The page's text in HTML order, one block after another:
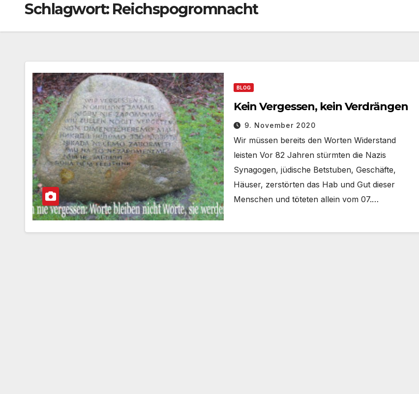
Schlagwort: Reichspogromnacht
BLOG
Kein Vergessen, kein Verdrängen
9. November 2020
Wir müssen bereits den Worten Widerstand
leisten Vor 82 Jahren stürmten die Nazis
Synagogen, jüdische Betstuben, Geschäfte,
Häuser, zerstörten das Hab und Gut dieser
Menschen und töteten allein vom 07.…